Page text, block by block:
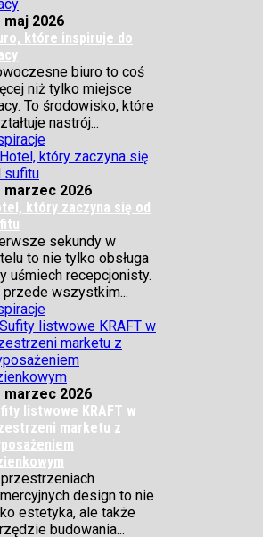
maj 2026
które inspiruje do
biuro to coś
niż tylko miejsce
To środowisko, które
nastrój...
marzec 2026
który zaczyna się od
sekundy w
to nie tylko obsługa
uśmiech recepcjonisty.
przede wszystkim...
marzec 2026
listwowe KRAFT w
marketu z
design to nie
estetyka, ale także
budowania...